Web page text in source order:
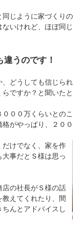
じように家づくり
いけれど、ほぼ同
うのです！
どうしても信じら
ですか？と聞いたと
００万くらいとの
がやっぱり、２０
けでなく、家を作
事だとＳ様は思っ
の社長がＳ様の話
えてくれたり、間
んとアドバイスし